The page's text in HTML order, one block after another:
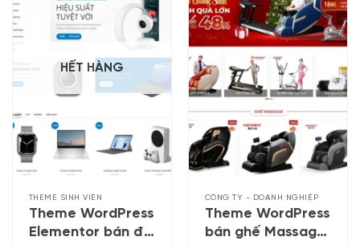
HẾT HÀNG
THEME SINH VIÊN
Theme WordPress
Elementor bán đồ
CÔNG TY - DOANH NGHIỆP
Theme WordPress
bán ghế Massage,